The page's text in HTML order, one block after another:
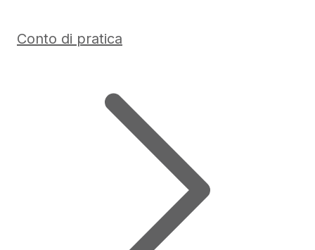
Conto di pratica